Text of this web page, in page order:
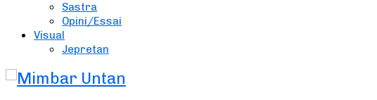
Sastra
Opini/Essai
Visual
Jepretan